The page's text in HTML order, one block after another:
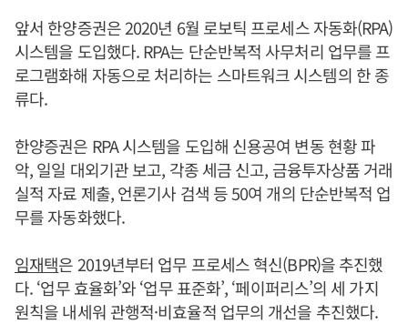
앞서 한양증권은 2020년 6월 로보틱 프로세스 자동화(RPA)
시스템을 도입했다. RPA는 단순반복적 사무처리 업무를 프
로그램화해 자동으로 처리하는 스마트워크 시스템의 한 종
류다.
한양증권은 RPA 시스템을 도입해 신용공여 변동 현황 파
악, 일일 대외기관 보고, 각종 세금 신고, 금융투자상품 거래
실적 자료 제출, 언론기사 검색 등 50여 개의 단순반복적 업
무를 자동화했다.
임재택은 2019년부터 업무 프로세스 혁신(BPR)을 추진했
다. ‘업무 효율화’와 ‘업무 표준화’, ‘페이퍼리스’의 세 가지
원칙을 내세워 관행적·비효율적 업무의 개선을 추진했다.